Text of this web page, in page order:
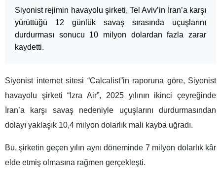
Siyonist rejimin havayolu şirketi, Tel Aviv’in İran’a karşı
yürüttüğü 12 günlük savaş sırasında uçuşlarını
durdurması sonucu 10 milyon dolardan fazla zarar
kaydetti.
Siyonist internet sitesi “Calcalist”in raporuna göre, Siyonist
havayolu şirketi “Izra Air”, 2025 yılının ikinci çeyreğinde
İran’a karşı savaş nedeniyle uçuşlarını durdurmasından
dolayı yaklaşık 10,4 milyon dolarlık mali kayba uğradı.
Bu, şirketin geçen yılın aynı döneminde 7 milyon dolarlık kâr
elde etmiş olmasına rağmen gerçekleşti.